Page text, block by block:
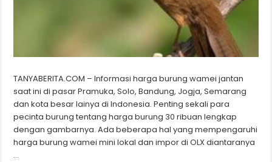
TANYABERITA.COM – Informasi harga burung wamei jantan
saat ini di pasar Pramuka, Solo, Bandung, Jogja, Semarang
dan kota besar lainya di Indonesia. Penting sekali para
pecinta burung tentang harga burung 30 ribuan lengkap
dengan gambarnya. Ada beberapa hal yang mempengaruhi
harga burung wamei mini lokal dan impor di OLX diantaranya
…